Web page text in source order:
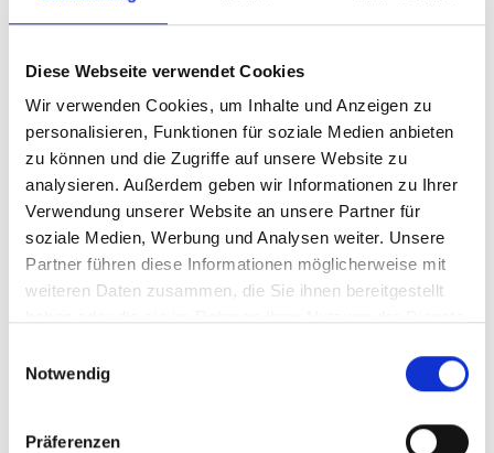
Diese Webseite verwendet Cookies
Wir verwenden Cookies, um Inhalte und Anzeigen zu
personalisieren, Funktionen für soziale Medien anbieten
zu können und die Zugriffe auf unsere Website zu
analysieren. Außerdem geben wir Informationen zu Ihrer
Verwendung unserer Website an unsere Partner für
soziale Medien, Werbung und Analysen weiter. Unsere
Partner führen diese Informationen möglicherweise mit
weiteren Daten zusammen, die Sie ihnen bereitgestellt
Notwendig
Präferenzen
#relaunch
CONSORS FINANZ
– Zahlungsplugins
für Shopsysteme